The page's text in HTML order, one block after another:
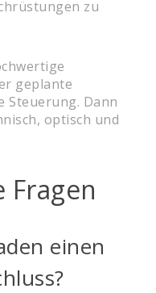
zu
geplante
Steuerung. Dann
optisch und
Fragen
einen